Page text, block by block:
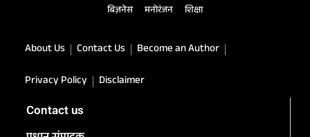
बिज़नेस मनोरंजन शिक्षा
About Us Contact Us
Become an Author
Privacy Policy
Disclaimer
Contact us